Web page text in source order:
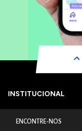
INSTITUCIONAL
ENCONTRE-NOS